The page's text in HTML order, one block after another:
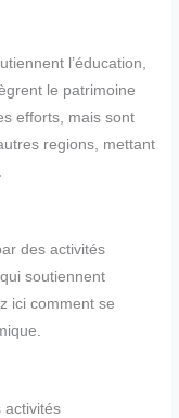
l’éducation,
le patrimoine
efforts, mais sont
regions, mettant
des activités
qui soutiennent
ici comment se
activités